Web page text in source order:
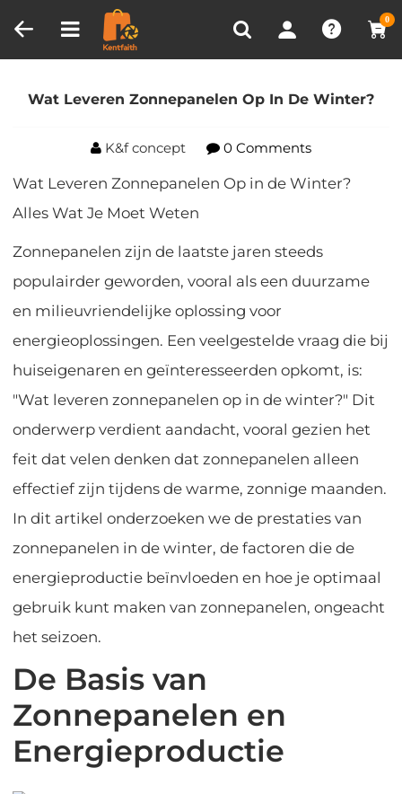
0
RECENT BEKEKEN
Productvergelijken (0)
Huis Blog
Wat Leveren Zonnepanelen Op In De
Wat Leveren Zonnepanelen Op In De Winter?
K&f concept 0 Comments
Wat Leveren Zonnepanelen Op in de Winter?
Alles Wat Je Moet Weten
Zonnepanelen zijn de laatste jaren steeds
populairder geworden, vooral als een duurzame
en milieuvriendelijke oplossing voor
energieoplossingen. Een veelgestelde vraag die bij
huiseigenaren en geïnteresseerden opkomt, is:
"Wat leveren zonnepanelen op in de winter?" Dit
onderwerp verdient aandacht, vooral gezien het
feit dat velen denken dat zonnepanelen alleen
effectief zijn tijdens de warme, zonnige maanden.
In dit artikel onderzoeken we de prestaties van
zonnepanelen in de winter, de factoren die de
energieproductie beïnvloeden en hoe je optimaal
gebruik kunt maken van zonnepanelen, ongeacht
het seizoen.
De Basis van
Zonnepanelen en
Energieproductie